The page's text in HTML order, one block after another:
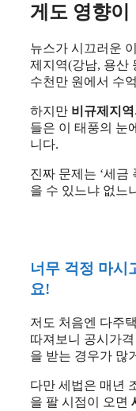
게도 영향이
뉴스가 시끄러운
제지역(강남, 용산
수천만 원에서 수
하지만 비규제지
들은 이 태풍의 눈
니다.
진짜 문제는 ‘세금
을 수 있느냐 없느
너무 걱정 마시
요!
저도 처음엔 다주
따져보니 공시가격
을 받는 경우가 많
다만 세법은 매년
을 팔 시점이 오면